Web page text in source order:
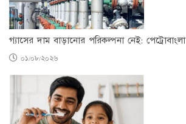
গ্যাসের দাম বাড়ানোর পরিকল্পনা নেই: পেট্রোবাংলা
০১/০৮/২০২৬